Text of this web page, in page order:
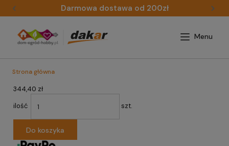
Darmowa dostawa od 200zł
Strona główna
344,40 zł
ilość
szt.
Do koszyka